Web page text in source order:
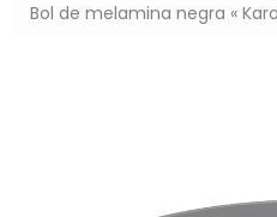
Bol de melamina negra «